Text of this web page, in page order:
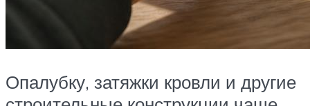
Опалубку, затяжки кровли и другие